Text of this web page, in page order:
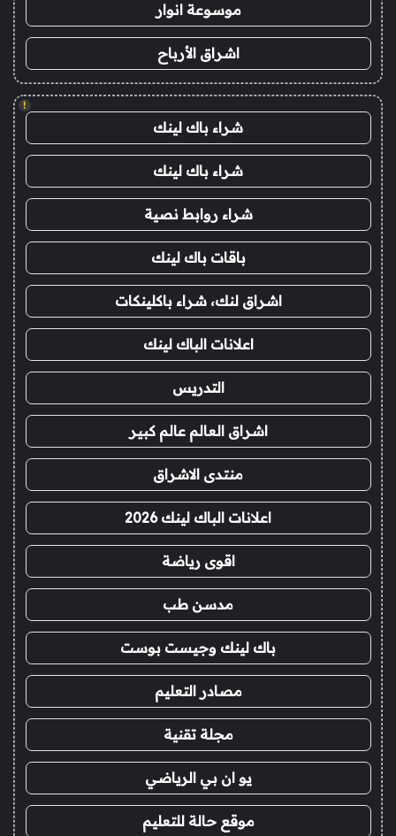
موسوعة انوار
اشراق الأرباح
!
شراء باك لينك
شراء باك لينك
شراء روابط نصية
باقات باك لينك
اشراق لنك، شراء باكلينكات
اعلانات الباك لينك
التدريس
اشراق العالم عالم كبير
منتدى الاشراق
اعلانات الباك لينك 2026
اقوى رياضة
مدسن طب
باك لينك وجيست بوست
مصادر التعليم
مجلة تقنية
يو ان بي الرياضي
موقع حالة للتعليم